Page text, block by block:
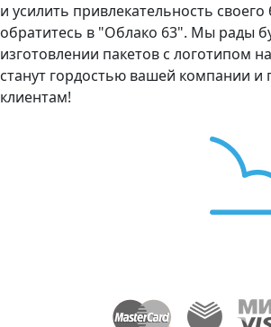
и усилить привлекательность своего
обратитесь в "Облако 63". Мы рады
изготовлении пакетов с логотипом
станут гордостью вашей компании
клиентам!